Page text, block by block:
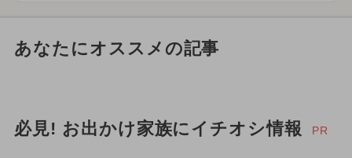
あなたにオススメの記事
必見! お出かけ家族にイチオシ情報 PR